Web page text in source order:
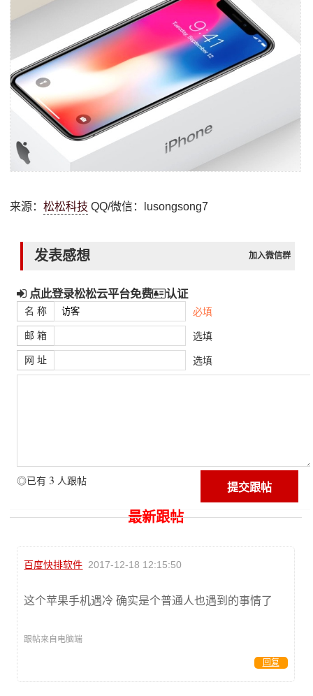
来源：松松科技 QQ/微信：lusongsong7
发表感想 加入微信群
点此登录松松云平台免费 认证
名 称 必填
邮 箱 选填
网 址 选填
◎已有 3 人跟帖
最新跟帖
百度快排软件 2017-12-18 12:15:50
这个苹果手机遇冷 确实是个普通人也遇到的事情了
跟帖来自电脑端
回复